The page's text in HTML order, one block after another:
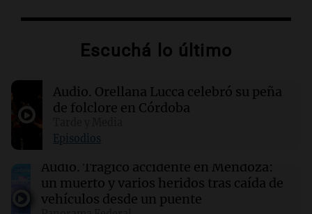
vehículo
Deportivo Riestra se impone 2-0 a
Estudiantes y se posiciona en la tabla
17:32 Ciencia
Una proteína ancestral podría revolucionar la
inmunoterapia contra el cáncer
17:31 Ciencia
Escuchá lo último
Audio. Orellana Lucca celebró su peña
de folclore en Córdoba
Episodios
Audio. Trágico accidente en Mendoza:
un muerto y varios heridos tras caída de
vehículos desde un puente